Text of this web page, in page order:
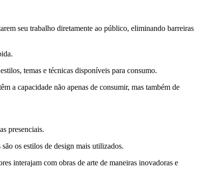
seu trabalho diretamente ao público, eliminando barreiras
temas e técnicas disponíveis para consumo.
a capacidade não apenas de consumir, mas também de
presenciais.
os estilos de design mais utilizados.
interajam com obras de arte de maneiras inovadoras e